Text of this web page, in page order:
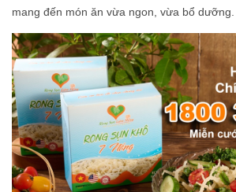
mang đến món ăn vừa ngon, vừa bổ dưỡng.